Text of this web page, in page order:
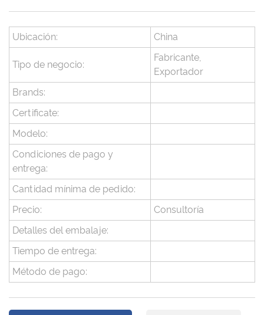
Ubicación: China
Tipo de negocio:
Fabricante,
Exportador
Brands:
Certificate:
Modelo:
Condiciones de pago y
entrega:
Cantidad mínima de pedido:
Precio:
Consultoría
Detalles del embalaje:
Tiempo de entrega:
Método de pago: